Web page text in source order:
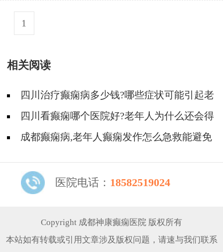
1
相关阅读
四川治疗癫痫病多少钱?哪些症状可能引起老
年癫痫?
四川看癫痫哪个医院好?老年人为什么还会得
癫痫?成都癫痫病,老年人癫痫发作怎么急救能避免
医院电话： 18582519024
Copyright 成都神康癫痫医院 版权所有
本站如有转载或引用文章涉及版权问题，请速与我们联系